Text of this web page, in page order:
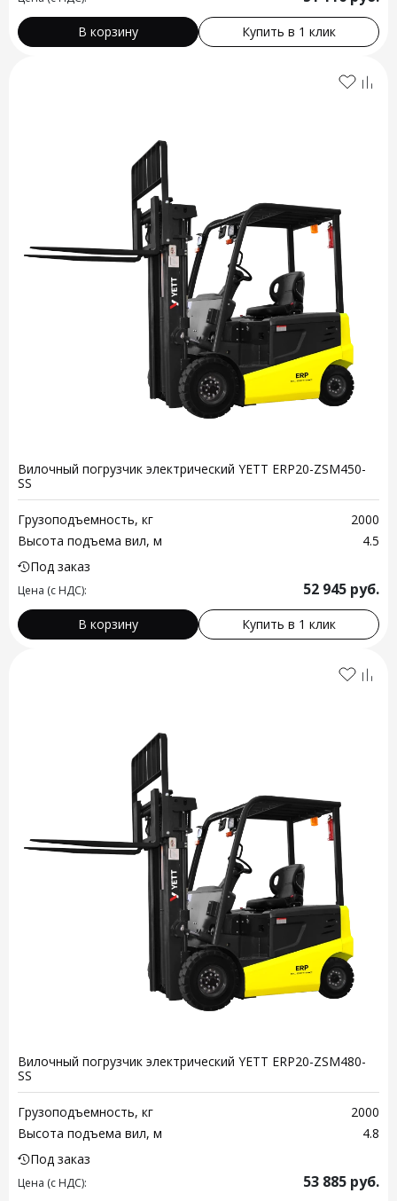
В корзину Купить в 1 клик
Вилочный погрузчик электрический YETT ERP20-ZSM450-
SS
Грузоподъемность, кг
2000
Высота подъема вил, м
4.5
Под заказ
Цена (с НДС): 52 945 руб.
В корзину Купить в 1 клик
Вилочный погрузчик электрический YETT ERP20-ZSM480-
SS
Грузоподъемность, кг
2000
Высота подъема вил, м
4.8
Под заказ
Цена (с НДС): 53 885 руб.